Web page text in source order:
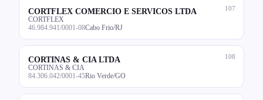
107
CORTFLEX COMERCIO E SERVICOS LTDA
CORTFLEX
46.984.941/0001-08Cabo Frio/RJ
108
CORTINAS & CIA LTDA
CORTINAS & CIA
84.306.042/0001-45Rio Verde/GO